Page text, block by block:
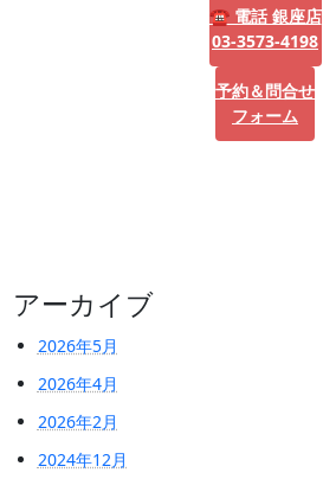
☎ 電話 銀座店
03-3573-4198
予約＆問合せ
フォーム
アーカイブ
2026年5月
2026年4月
2026年2月
2024年12月